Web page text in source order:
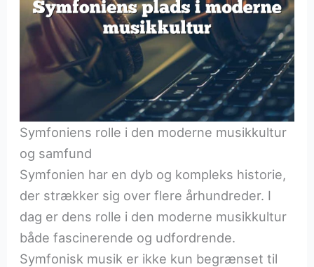
Symfoniens rolle i den moderne musikkultur
og samfund
Symfonien har en dyb og kompleks historie,
der strækker sig over flere århundreder. I
dag er dens rolle i den moderne musikkultur
både fascinerende og udfordrende.
Symfonisk musik er ikke kun begrænset til